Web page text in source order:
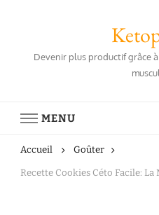
Devenir plus productif grâce
MENU
Accueil Goûter
Recette Cookies Céto Facile: